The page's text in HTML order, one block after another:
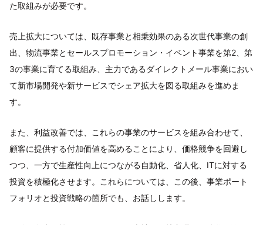
た取組みが必要です。
売上拡大については、既存事業と相乗効果のある次世代事業の創
出、物流事業とセールスプロモーション・イベント事業を第2、第
3の事業に育てる取組み、主力であるダイレクトメール事業におい
て新市場開発や新サービスでシェア拡大を図る取組みを進めま
す。
また、利益改善では、これらの事業のサービスを組み合わせて、
顧客に提供する付加価値を高めることにより、価格競争を回避し
つつ、一方で生産性向上につながる自動化、省人化、ITに対する
投資を積極化させます。これらについては、この後、事業ポート
フォリオと投資戦略の箇所でも、お話しします。